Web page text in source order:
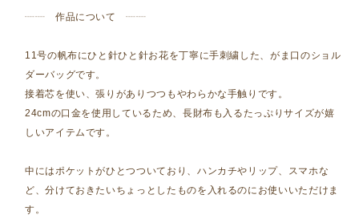
┈┈ 作品について ┈┈
11号の帆布にひと針ひと針お花を丁寧に手刺繍した、がま口のショル
ダーバッグです。
接着芯を使い、張りがありつつもやわらかな手触りです。
24cmの口金を使用しているため、長財布も入るたっぷりサイズが嬉
しいアイテムです。
中にはポケットがひとつついており、ハンカチやリップ、スマホな
ど、分けておきたいちょっとしたものを入れるのにお使いいただけま
す。